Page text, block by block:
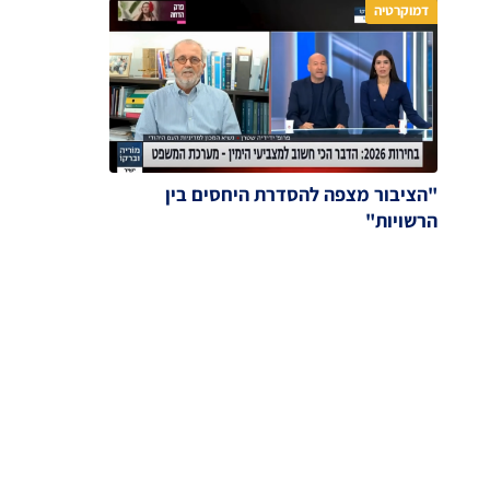
דמוקרטיה
"הציבור מצפה להסדרת היחסים בין
הרשויות"